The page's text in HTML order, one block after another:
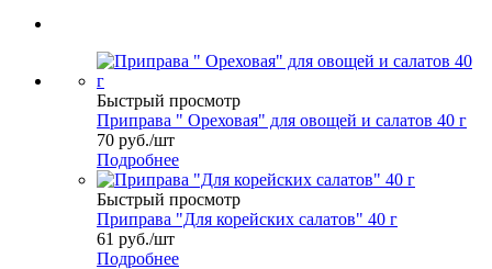
Быстрый просмотр
Приправа " Ореховая" для овощей и салатов 40 г
70 руб./шт
Подробнее
Быстрый просмотр
Приправа "Для корейских салатов" 40 г
61 руб./шт
Подробнее